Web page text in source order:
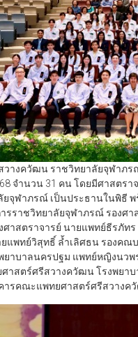
างควัฒน ราชวิทยาลัยจุฬาภ
จำนวน 31 คน โดยมีศาสตร
ยจุฬาภรณ์ เป็นประธานในพิธี
ารราชวิทยาลัยจุฬาภรณ์ รองศ
าสตราจารย์ นายแพทย์ธีรภั
ยแพทย์วิสุทธิ์ ล้ำเลิศธน รอง
ยาบาลนครปฐม แพทย์หญิงนว
าสตร์ศรีสวางควัฒน โรงพยา
ารคณะแพทยศาสตร์ศรีสวาง